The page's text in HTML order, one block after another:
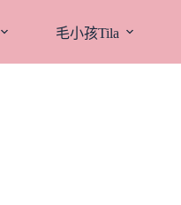
毛小孩Tila